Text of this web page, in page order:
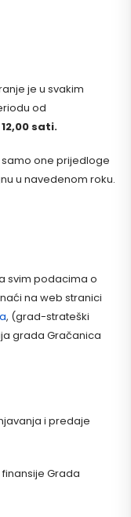
je u svakim
od
sati.
one prijedloge
u navedenom roku.
svim podacima o
na web stranici
, (grad-strateški
grada Gračanica
i predaje
Grada